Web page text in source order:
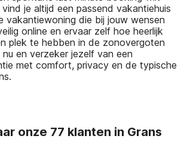
je altijd een passend vakantiehuis
vakantiewoning die bij jouw wensen
online en ervaar zelf hoe heerlijk
plek te hebben in de zonovergoten
en verzeker jezelf van een
met comfort, privacy en de typische
onze 77 klanten in Grans